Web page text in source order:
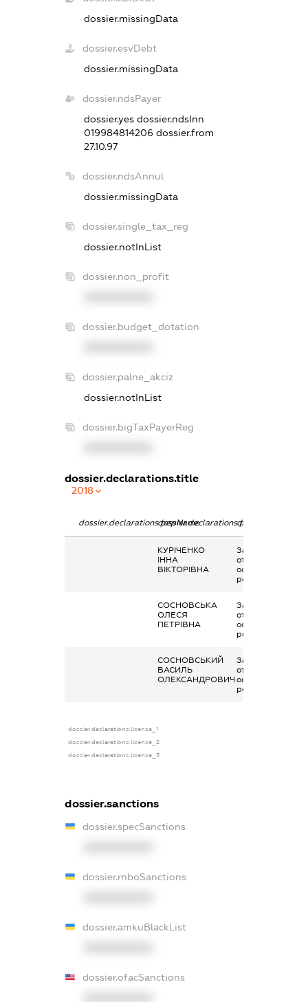
dossier.missingData
dossier.esvDebt
dossier.missingData
dossier.ndsPayer
dossier.yes dossier.ndsInn
019984814206 dossier.from
27.10.97
dossier.ndsAnnul
dossier.missingData
dossier.single_tax_reg
dossier.notInList
dossier.non_profit
dossier.budget_dotation
dossier.palne_akciz
dossier.notInList
dossier.bigTaxPayerReg
dossier.declarations.title
2018
dossier.declarations.pepNamedossier.declarations.personName
КУРІЧЕНКО
ІННА
ВІКТОРІВНА
Заробітна плата
отримана за
основним місцем
роботи
СОСНОВСЬКА
ОЛЕСЯ
ПЕТРІВНА
Заробітна плата
отримана за
основним місцем
роботи
СОСНОВСЬКИЙ
ВАСИЛЬ
ОЛЕКСАНДРОВИЧ
Заробітна плата
отримана за
основним місцем
роботи
dossier.declarations.license_1
dossier.declarations.license_2
dossier.declarations.license_3
dossier.sanctions
dossier.specSanctions
dossier.rnboSanctions
dossier.amkuBlackList
dossier.ofacSanctions